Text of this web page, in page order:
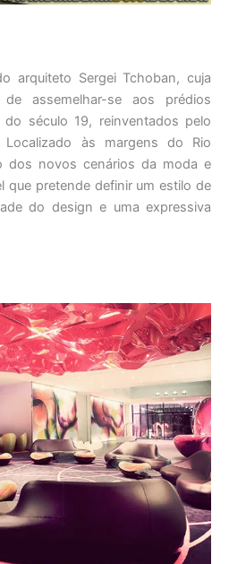
arquiteto Sergei Tchoban, cuja
assemelhar-se aos prédios
século 19, reinventados pelo
Localizado às margens do Rio
dos novos cenários da moda e
que pretende definir um estilo de
do design e uma expressiva